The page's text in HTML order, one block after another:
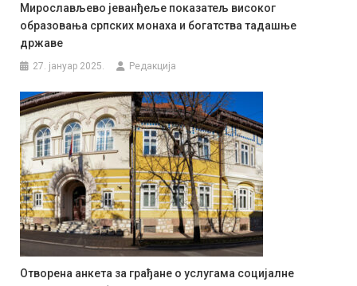
Мирослављево јеванђеље показатељ високог
образовања српских монаха и богатства тадашње
државе
27. јануар 2025. Редакција
Отворена анкета за грађане о услугама социјалне